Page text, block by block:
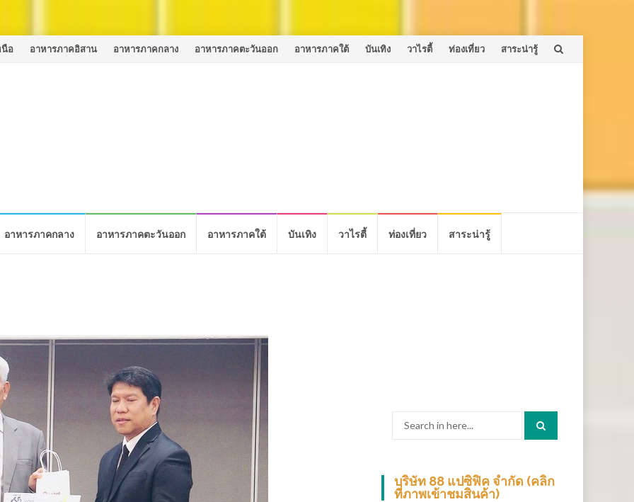
นือ อาหารภาคอิสาน อาหารภาคกลาง อาหารภาคตะวันออก อาหารภาคใต้ บันเทิง วาไรตี้ ท่องเที่ยว สาระน่ารู้
อาหารภาคกลาง อาหารภาคตะวันออก อาหารภาคใต้ บันเทิง วาไรตี้ ท่องเที่ยว สาระน่ารู้
บริษัท 88 แปซิฟิค จำกัด (คลิก
ที่ภาพเข้าชมสินค้า)